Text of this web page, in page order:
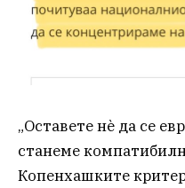
„Оставете нѐ да се
станеме
Копенхашките